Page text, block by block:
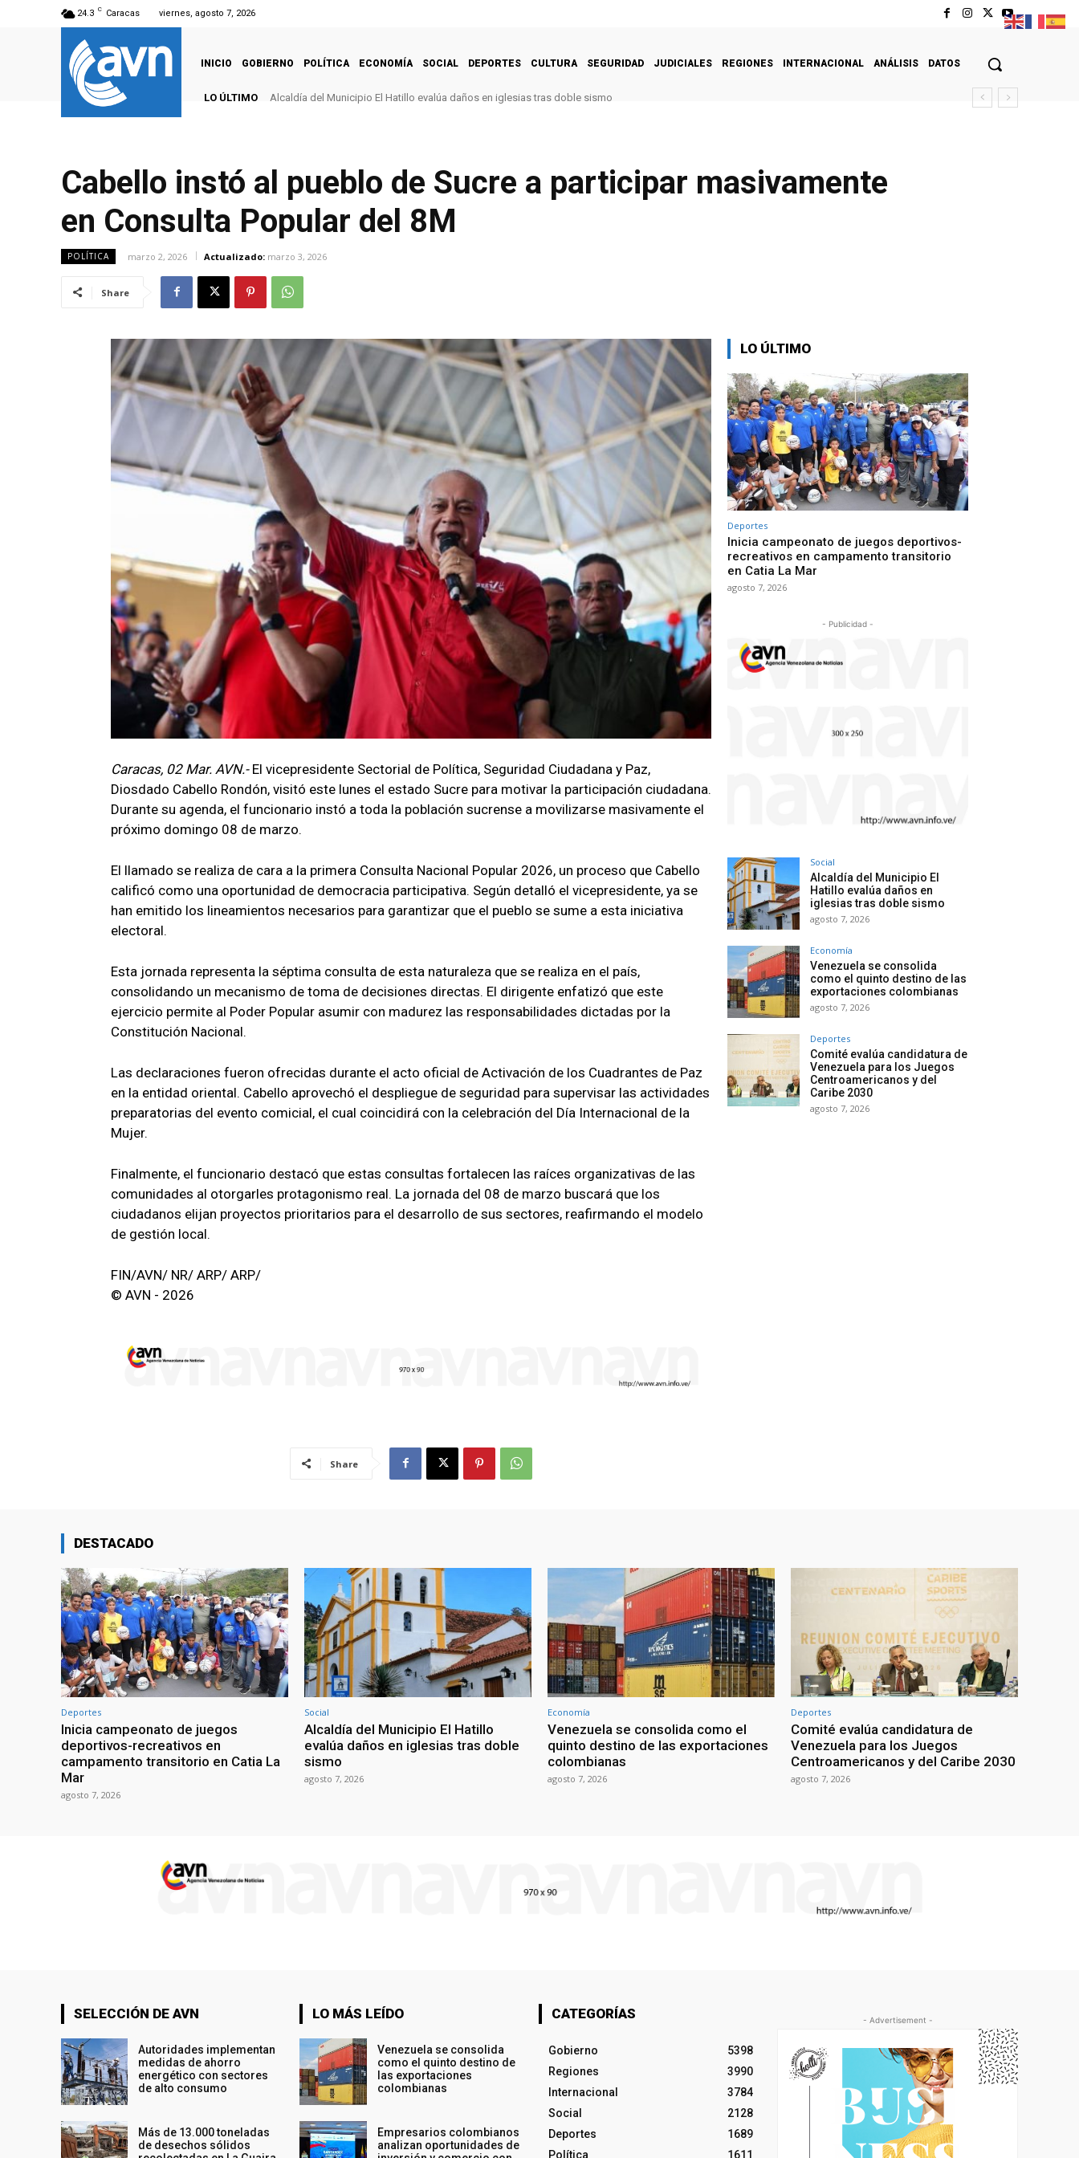
24.3 C Caracas viernes, agosto 7, 2026
INICIO GOBIERNO POLÍTICA ECONOMÍA SOCIAL DEPORTES CULTURA SEGURIDAD JUDICIALES REGIONES INTERNACIONAL ANÁLISIS DATOS
LO ÚLTIMO Alcaldía del Municipio El Hatillo evalúa daños en iglesias tras doble sismo
Cabello instó al pueblo de Sucre a participar masivamente
en Consulta Popular del 8M
POLÍTICA marzo 2, 2026 Actualizado: marzo 3, 2026
Share
Caracas, 02 Mar. AVN.- El vicepresidente Sectorial de Política, Seguridad Ciudadana y Paz,
Diosdado Cabello Rondón, visitó este lunes el estado Sucre para motivar la participación ciudadana.
Durante su agenda, el funcionario instó a toda la población sucrense a movilizarse masivamente el
próximo domingo 08 de marzo.
El llamado se realiza de cara a la primera Consulta Nacional Popular 2026, un proceso que Cabello
calificó como una oportunidad de democracia participativa. Según detalló el vicepresidente, ya se
han emitido los lineamientos necesarios para garantizar que el pueblo se sume a esta iniciativa
electoral.
Esta jornada representa la séptima consulta de esta naturaleza que se realiza en el país,
consolidando un mecanismo de toma de decisiones directas. El dirigente enfatizó que este
ejercicio permite al Poder Popular asumir con madurez las responsabilidades dictadas por la
Constitución Nacional.
Las declaraciones fueron ofrecidas durante el acto oficial de Activación de los Cuadrantes de Paz
en la entidad oriental. Cabello aprovechó el despliegue de seguridad para supervisar las actividades
preparatorias del evento comicial, el cual coincidirá con la celebración del Día Internacional de la
Mujer.
Finalmente, el funcionario destacó que estas consultas fortalecen las raíces organizativas de las
comunidades al otorgarles protagonismo real. La jornada del 08 de marzo buscará que los
ciudadanos elijan proyectos prioritarios para el desarrollo de sus sectores, reafirmando el modelo
de gestión local.
FIN/AVN/ NR/ ARP/ ARP/
© AVN - 2026
Share
LO ÚLTIMO
Deportes
Inicia campeonato de juegos deportivos-
recreativos en campamento transitorio
en Catia La Mar
agosto 7, 2026
- Publicidad -
Social
Alcaldía del Municipio El
Hatillo evalúa daños en
iglesias tras doble sismo
agosto 7, 2026
Economía
Venezuela se consolida
como el quinto destino de las
exportaciones colombianas
agosto 7, 2026
Deportes
Comité evalúa candidatura de
Venezuela para los Juegos
Centroamericanos y del
Caribe 2030
agosto 7, 2026
DESTACADO
Deportes
Inicia campeonato de juegos
deportivos-recreativos en
campamento transitorio en Catia La
Mar
agosto 7, 2026
Social
Alcaldía del Municipio El Hatillo
evalúa daños en iglesias tras doble
sismo
agosto 7, 2026
Economía
Venezuela se consolida como el
quinto destino de las exportaciones
colombianas
agosto 7, 2026
Deportes
Comité evalúa candidatura de
Venezuela para los Juegos
Centroamericanos y del Caribe 2030
agosto 7, 2026
SELECCIÓN DE AVN
Autoridades implementan
medidas de ahorro
energético con sectores
de alto consumo
Más de 13.000 toneladas
de desechos sólidos
LO MÁS LEÍDO
Venezuela se consolida
como el quinto destino de
las exportaciones
colombianas
Empresarios colombianos
analizan oportunidades de
CATEGORÍAS
Gobierno
5398
Regiones
3990
Internacional
3784
Social
2128
Deportes
1689
Política
1611
- Advertisement -